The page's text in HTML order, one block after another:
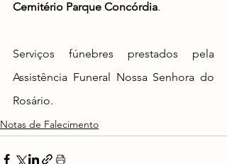
Cemitério Parque Concórdia.
Serviços fúnebres prestados pela
Assistência Funeral Nossa Senhora do
Rosário.
Notas de Falecimento